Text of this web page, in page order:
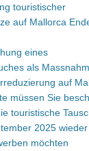
touristischer
auf Mallorca
eines
als
auf
müssen Sie
touristische
2025 wieder
möchten